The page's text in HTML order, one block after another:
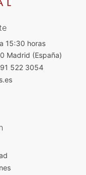
15:30 horas
Madrid (España)
522 3054